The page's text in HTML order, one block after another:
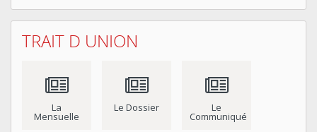
TRAIT D UNION
La
Mensuelle
Le Dossier Le
Communiqué